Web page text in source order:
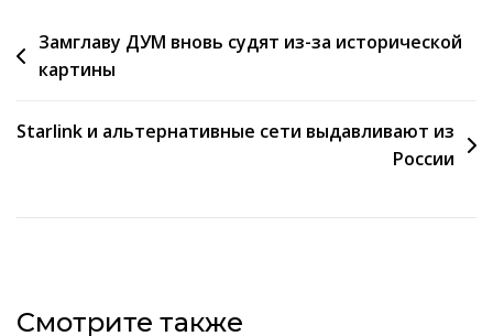
Навигация
по
Замглаву ДУМ вновь судят из-за исторической
картины
Starlink и альтернативные сети выдавливают из
России
Смотрите также